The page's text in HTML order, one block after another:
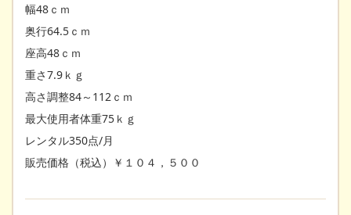
幅48ｃｍ
奥行64.5ｃｍ
座高48ｃｍ
重さ7.9ｋｇ
高さ調整84～112ｃｍ
最大使用者体重75ｋｇ
レンタル350点/月
販売価格（税込）￥１０４，５００